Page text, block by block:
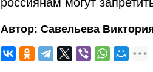
Автор: Савельева